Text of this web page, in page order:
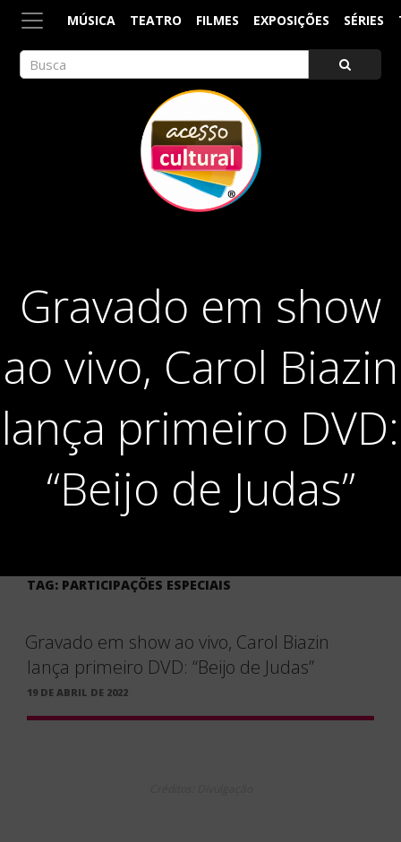
MÚSICA TEATRO FILMES EXPOSIÇÕES SÉRIES
Gravado em show
ao vivo, Carol Biazin
lança primeiro DVD:
“Beijo de Judas”
TAG: PARTICIPAÇÕES ESPECIAIS
Gravado em show ao vivo, Carol Biazin
lança primeiro DVD: “Beijo de Judas”
PUBLICADO
19 DE ABRIL DE 2022